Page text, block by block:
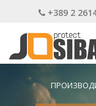
+389 2